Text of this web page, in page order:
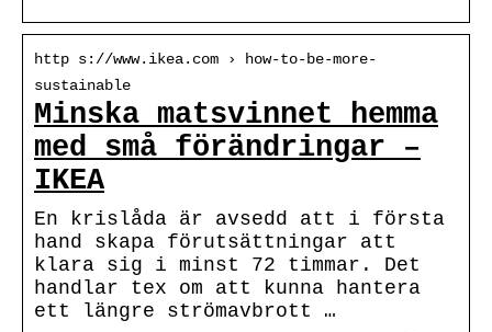
http s://www.ikea.com › how-to-be-more-
sustainable
Minska matsvinnet hemma
med små förändringar –
IKEA
En krislåda är avsedd att i första
hand skapa förutsättningar att
klara sig i minst 72 timmar. Det
handlar tex om att kunna hantera
ett längre strömavbrott …